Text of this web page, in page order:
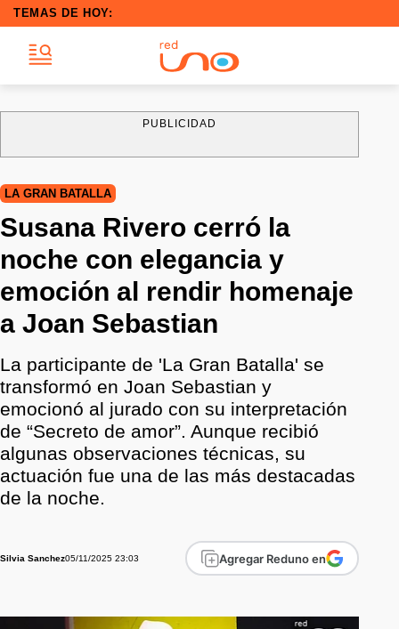
TEMAS DE HOY:
PUBLICIDAD
LA GRAN BATALLA
Susana Rivero cerró la
noche con elegancia y
emoción al rendir homenaje
a Joan Sebastian
La participante de 'La Gran Batalla' se
transformó en Joan Sebastian y
emocionó al jurado con su interpretación
de “Secreto de amor”. Aunque recibió
algunas observaciones técnicas, su
actuación fue una de las más destacadas
de la noche.
Silvia Sanchez05/11/2025 23:03 Agregar Reduno en